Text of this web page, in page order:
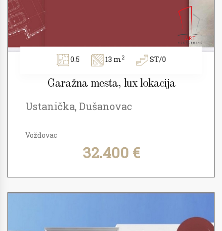
0.5 13 m2 ST/0
Garažna mesta, lux lokacija
Ustanička, Dušanovac
Voždovac
32.400 €